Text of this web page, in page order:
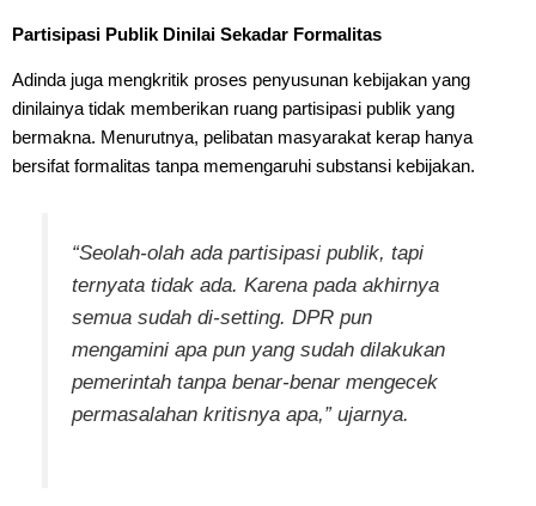
Partisipasi Publik Dinilai Sekadar Formalitas
Adinda juga mengkritik proses penyusunan kebijakan yang
dinilainya tidak memberikan ruang partisipasi publik yang
bermakna. Menurutnya, pelibatan masyarakat kerap hanya
bersifat formalitas tanpa memengaruhi substansi kebijakan.
“Seolah-olah ada partisipasi publik, tapi
ternyata tidak ada. Karena pada akhirnya
semua sudah di-setting. DPR pun
mengamini apa pun yang sudah dilakukan
pemerintah tanpa benar-benar mengecek
permasalahan kritisnya apa,” ujarnya.